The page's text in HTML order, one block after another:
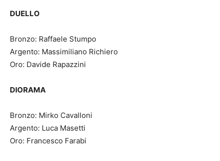
DUELLO
Bronzo: Raffaele Stumpo
Argento: Massimiliano Richiero
Oro: Davide Rapazzini
DIORAMA
Bronzo: Mirko Cavalloni
Argento: Luca Masetti
Oro: Francesco Farabi